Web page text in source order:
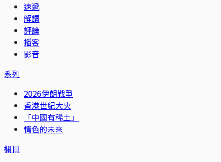
速遞
解讀
評論
播客
影音
系列
2026伊朗戰爭
香港世紀大火
「中國有稀土」
情色的未來
欄目